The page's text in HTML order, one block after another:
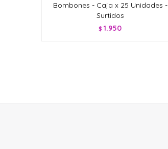
Bombones - Caja x 25 Unidades -
Surtidos
$ 1.950